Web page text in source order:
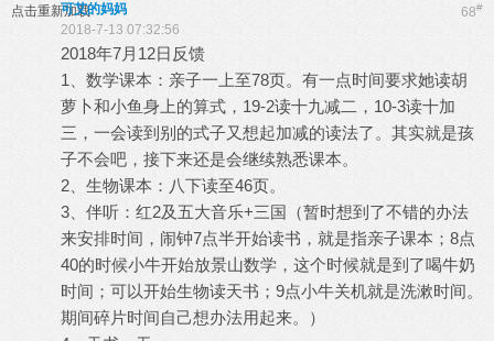
点击重新加载 68#
可艾的妈妈
2018-7-13 07:32:56
2018年7月12日反馈
1、数学课本：亲子一上至78页。有一点时间要求她读胡
萝卜和小鱼身上的算式，19-2读十九减二，10-3读十加
三，一会读到别的式子又想起加减的读法了。其实就是孩
子不会吧，接下来还是会继续熟悉课本。
2、生物课本：八下读至46页。
3、伴听：红2及五大音乐+三国（暂时想到了不错的办法
来安排时间，闹钟7点半开始读书，就是指亲子课本；8点
40的时候小牛开始放景山数学，这个时候就是到了喝牛奶
时间；可以开始生物读天书；9点小牛关机就是洗漱时间。
期间碎片时间自己想办法用起来。）